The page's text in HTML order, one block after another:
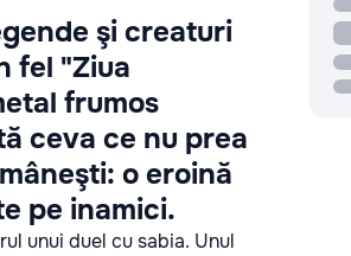
şi creaturi
fel "Ziua
frumos
ceva ce nu prea
o eroină
pe inamici.
unui duel cu sabia. Unul